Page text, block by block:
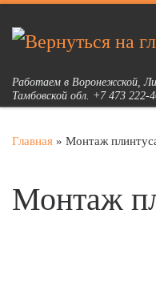
Работаем в Воронежской,
Тамбовской обл. +7 473
Главная » Монтаж
Монтаж